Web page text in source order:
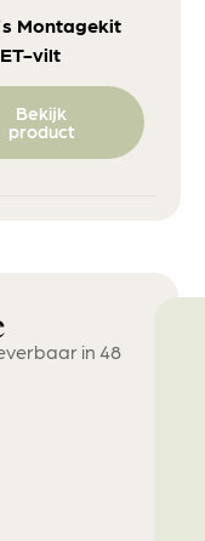
Montagekit
vilt
Bekijk
product
in 48